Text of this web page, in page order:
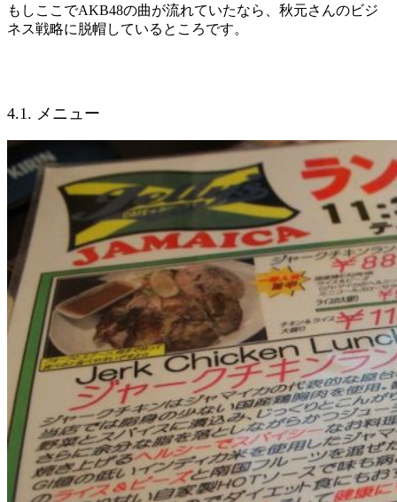
もしここでAKB48の曲が流れていたなら、秋元さんのビジ
ネス戦略に脱帽しているところです。
4.1. メニュー